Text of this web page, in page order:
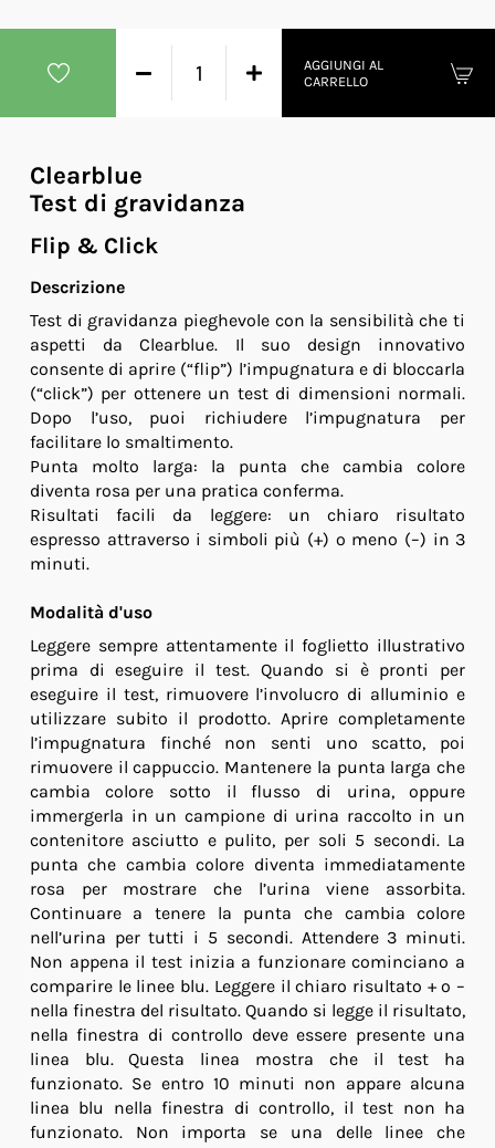
AGGIUNGI AL
CARRELLO
Clearblue
Test di gravidanza
Flip & Click
Descrizione
Test di gravidanza pieghevole con la sensibilità che ti
aspetti da Clearblue. Il suo design innovativo
consente di aprire (“flip”) l’impugnatura e di bloccarla
(“click”) per ottenere un test di dimensioni normali.
Dopo l’uso, puoi richiudere l’impugnatura per
facilitare lo smaltimento.
Punta molto larga: la punta che cambia colore
diventa rosa per una pratica conferma.
Risultati facili da leggere: un chiaro risultato
espresso attraverso i simboli più (+) o meno (–) in 3
minuti.
Modalità d'uso
Leggere sempre attentamente il foglietto illustrativo
prima di eseguire il test. Quando si è pronti per
eseguire il test, rimuovere l’involucro di alluminio e
utilizzare subito il prodotto. Aprire completamente
l’impugnatura finché non senti uno scatto, poi
rimuovere il cappuccio. Mantenere la punta larga che
cambia colore sotto il flusso di urina, oppure
immergerla in un campione di urina raccolto in un
contenitore asciutto e pulito, per soli 5 secondi. La
punta che cambia colore diventa immediatamente
rosa per mostrare che l’urina viene assorbita.
Continuare a tenere la punta che cambia colore
nell’urina per tutti i 5 secondi. Attendere 3 minuti.
Non appena il test inizia a funzionare cominciano a
comparire le linee blu. Leggere il chiaro risultato + o –
nella finestra del risultato. Quando si legge il risultato,
nella finestra di controllo deve essere presente una
linea blu. Questa linea mostra che il test ha
funzionato. Se entro 10 minuti non appare alcuna
linea blu nella finestra di controllo, il test non ha
funzionato. Non importa se una delle linee che